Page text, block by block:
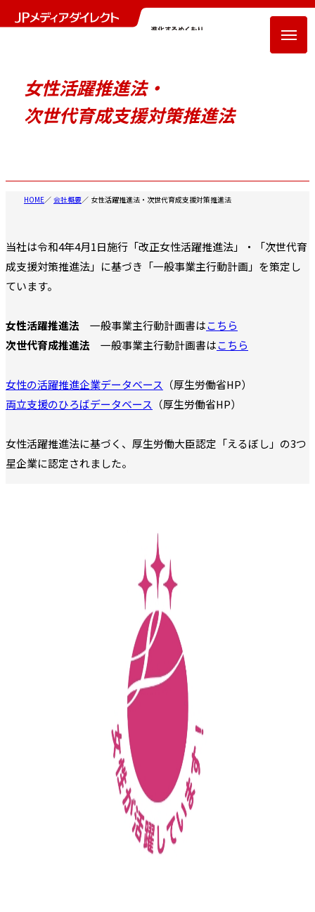
女性活躍推進法・
次世代育成支援対策推進法
HOME 会社概要 女性活躍推進法・次世代育成支援対策推進法
当社は令和4年4月1日施行「改正女性活躍推進法」・「次世代育
成支援対策推進法」に基づき「一般事業主行動計画」を策定し
ています。
女性活躍推進法 一般事業主行動計画書はこちら
次世代育成推進法 一般事業主行動計画書はこちら
女性の活躍推進企業データベース （厚生労働省HP）
両立支援のひろばデータベース （厚生労働省HP）
女性活躍推進法に基づく、厚生労働大臣認定「えるぼし」の3つ
星企業に認定されました。